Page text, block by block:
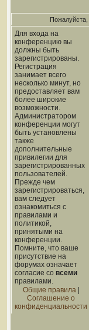
Пожалуйста,
Для входа на
конференцию вы
должны быть
зарегистрированы.
Регистрация
занимает всего
несколько минут, но
предоставляет вам
более широкие
возможности.
Администратором
конференции могут
быть установлены
также
дополнительные
привилегии для
зарегистрированных
пользователей.
Прежде чем
зарегистрироваться,
вам следует
ознакомиться с
правилами и
политикой,
принятыми на
конференции.
Помните, что ваше
присутствие на
форумах означает
согласие со всеми
правилами.
Общие правила|
Соглашение о
конфиденциальности